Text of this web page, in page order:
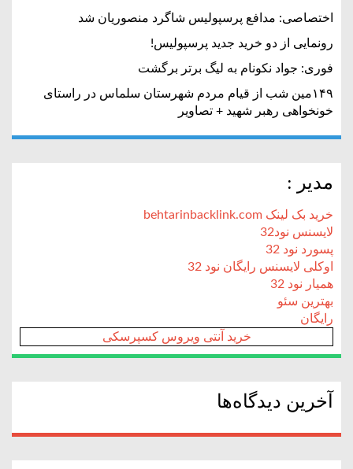
اختصاصی: مدافع پرسپولیس شاگرد منصوریان شد
رونمایی از دو خرید جدید پرسپولیس!
فوری: جواد نکونام به لیگ برتر برگشت
۱۴۹مین شب از قیام مردم شهرستان سلماس در راستای
خونخواهی رهبر شهید + تصاویر
مدیر :
خرید بک لینک behtarinbacklink.com
لایسنس نود32
پسورد نود 32
اوکلی لایسنس رایگان نود 32
همیار نود 32
بهترین سئو
رایگان
خرید آنتی ویروس کسپرسکی
آخرین دیدگاه‌ها